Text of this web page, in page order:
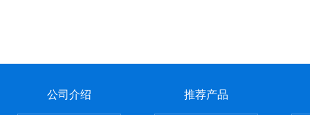
公司介绍 推荐产品